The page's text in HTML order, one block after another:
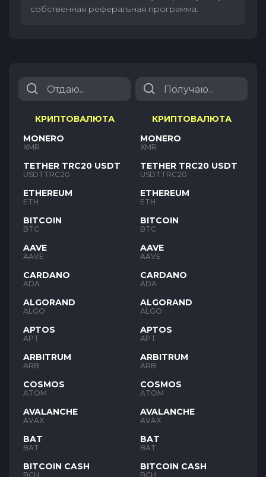
собственная реферальная программа.
КРИПТОВАЛЮТА
MONERO
XMR
TETHER TRC20 USDT
USDTTRC20
ETHEREUM
ETH
BITCOIN
BTC
AAVE
AAVE
CARDANO
ADA
ALGORAND
ALGO
APTOS
APT
ARBITRUM
ARB
COSMOS
ATOM
AVALANCHE
AVAX
BAT
BAT
BITCOIN CASH
BCH
КРИПТОВАЛЮТА
MONERO
XMR
TETHER TRC20 USDT
USDTTRC20
ETHEREUM
ETH
BITCOIN
BTC
AAVE
AAVE
CARDANO
ADA
ALGORAND
ALGO
APTOS
APT
ARBITRUM
ARB
COSMOS
ATOM
AVALANCHE
AVAX
BAT
BAT
BITCOIN CASH
BCH